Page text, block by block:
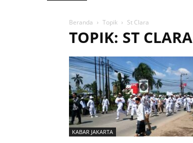
Beranda Topik St Clara
TOPIK: ST CLARA
KABAR JAKARTA